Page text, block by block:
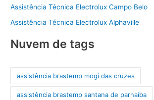
Assistência Técnica Electrolux Campo Belo
Assistência Técnica Electrolux Alphaville
Nuvem de tags
assistência brastemp mogi das cruzes
assistência brastemp santana de parnaíba